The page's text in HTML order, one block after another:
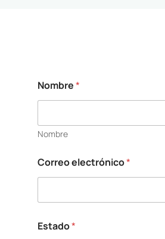
Nombre*
Nombre
Correo electrónico*
Estado*